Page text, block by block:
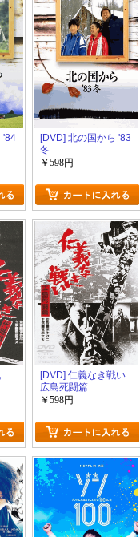
'84
[DVD] 北の国から '83
冬
￥598円
[DVD] 仁義なき戦い
広島死闘篇
￥598円